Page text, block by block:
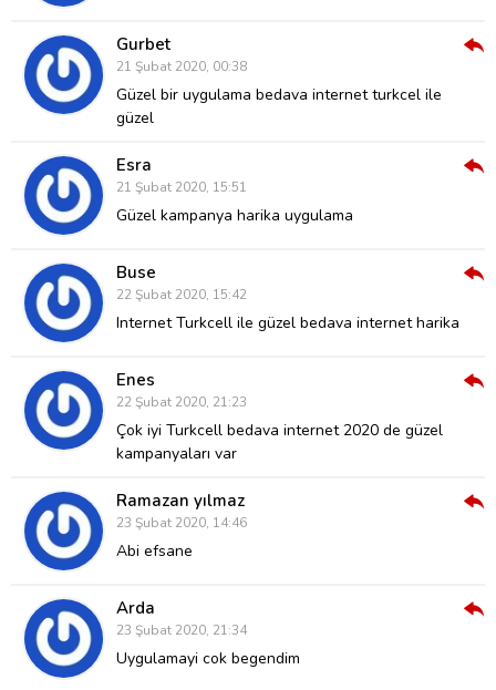
Gurbet
21 Şubat 2020, 00:38
Güzel bir uygulama bedava internet turkcel ile
güzel
Esra
21 Şubat 2020, 15:51
Güzel kampanya harika uygulama
Buse
22 Şubat 2020, 15:42
Internet Turkcell ile güzel bedava internet harika
Enes
22 Şubat 2020, 21:23
Çok iyi Turkcell bedava internet 2020 de güzel
kampanyaları var
Ramazan yılmaz
23 Şubat 2020, 14:46
Abi efsane
Arda
23 Şubat 2020, 21:34
Uygulamayi cok begendim